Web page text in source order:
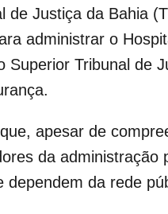
de Justiça da Bahia
administrar o
Superior Tribunal de
apesar de
da administração
dependem da rede